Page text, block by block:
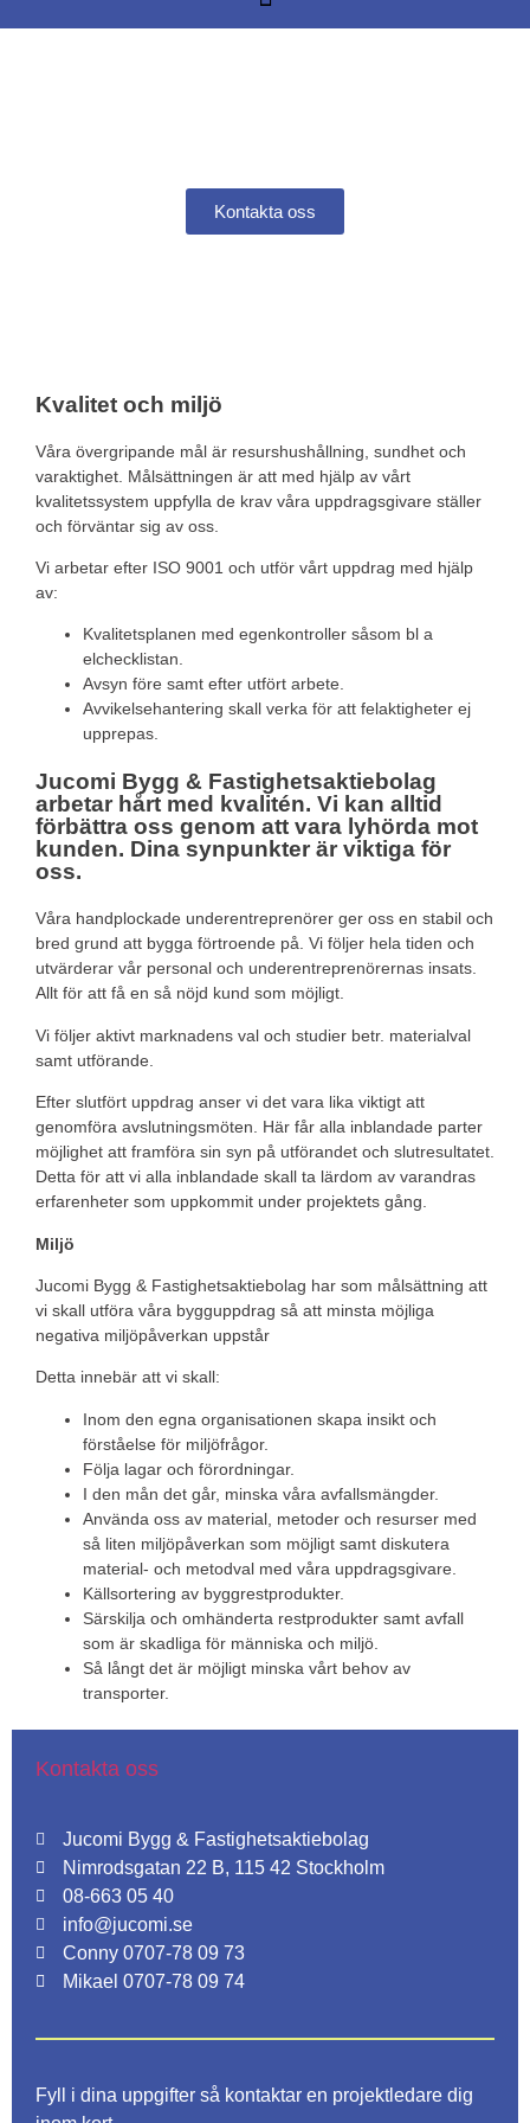
Kontakta oss
Kvalitet och miljö
Våra övergripande mål är resurshushållning, sundhet och
varaktighet. Målsättningen är att med hjälp av vårt
kvalitetssystem uppfylla de krav våra uppdragsgivare ställer
och förväntar sig av oss.
Vi arbetar efter ISO 9001 och utför vårt uppdrag med hjälp
av:
Kvalitetsplanen med egenkontroller såsom bl a
elchecklistan.
Avsyn före samt efter utfört arbete.
Avvikelsehantering skall verka för att felaktigheter ej
upprepas.
Jucomi Bygg & Fastighetsaktiebolag
arbetar hårt med kvalitén. Vi kan alltid
förbättra oss genom att vara lyhörda mot
kunden. Dina synpunkter är viktiga för
oss.
Våra handplockade underentreprenörer ger oss en stabil och
bred grund att bygga förtroende på. Vi följer hela tiden och
utvärderar vår personal och underentreprenörernas insats.
Allt för att få en så nöjd kund som möjligt.
Vi följer aktivt marknadens val och studier betr. materialval
samt utförande.
Efter slutfört uppdrag anser vi det vara lika viktigt att
genomföra avslutningsmöten. Här får alla inblandade parter
möjlighet att framföra sin syn på utförandet och slutresultatet.
Detta för att vi alla inblandade skall ta lärdom av varandras
erfarenheter som uppkommit under projektets gång.
Miljö
Jucomi Bygg & Fastighetsaktiebolag har som målsättning att
vi skall utföra våra bygguppdrag så att minsta möjliga
negativa miljöpåverkan uppstår
Detta innebär att vi skall:
Inom den egna organisationen skapa insikt och
förståelse för miljöfrågor.
Följa lagar och förordningar.
I den mån det går, minska våra avfallsmängder.
Använda oss av material, metoder och resurser med
så liten miljöpåverkan som möjligt samt diskutera
material- och metodval med våra uppdragsgivare.
Källsortering av byggrestprodukter.
Särskilja och omhänderta restprodukter samt avfall
som är skadliga för människa och miljö.
Så långt det är möjligt minska vårt behov av
transporter.
Kontakta oss
Jucomi Bygg & Fastighetsaktiebolag
Nimrodsgatan 22 B, 115 42 Stockholm
08-663 05 40
info@jucomi.se
Conny 0707-78 09 73
Mikael 0707-78 09 74
Fyll i dina uppgifter så kontaktar en projektledare dig